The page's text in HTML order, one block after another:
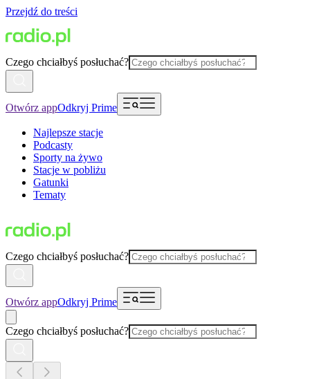
Przejdź do treści
Czego chciałbyś posłuchać?
Otwórz appOdkryj Prime
Najlepsze stacje
Podcasty
Sporty na żywo
Stacje w pobliżu
Gatunki
Tematy
Czego chciałbyś posłuchać?
Otwórz appOdkryj Prime
Czego chciałbyś posłuchać?